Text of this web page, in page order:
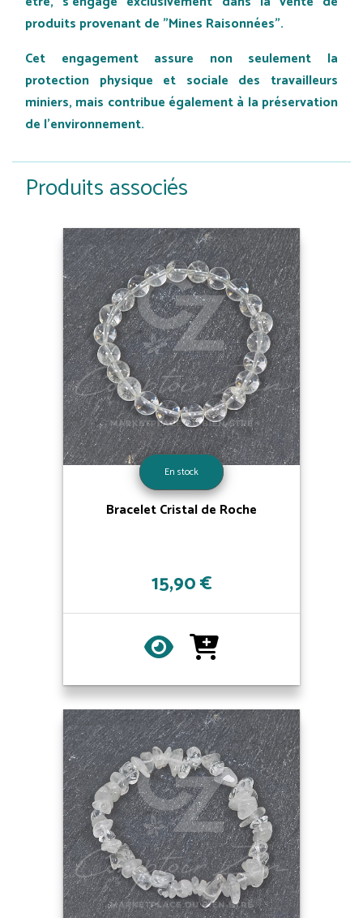
produits provenant de "Mines Raisonnées".
Cet engagement assure non seulement la
protection physique et sociale des travailleurs
miniers, mais contribue également à la préservation
de l'environnement.
Produits associés
En stock
Bracelet Cristal de Roche
15,90 €